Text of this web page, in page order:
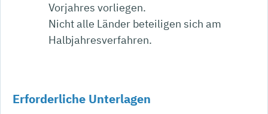
Vorjahres vorliegen.
Nicht alle Länder beteiligen sich am
Halbjahresverfahren.
Erforderliche Unterlagen